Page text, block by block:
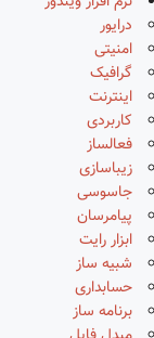
درایور
امنیتی
گرافیک
اینترنت
کاربردی
فعالساز
زیباسازی
جاسوسی
پیامرسان
ابزار رایت
شبیه ساز
حسابداری
برنامه ساز